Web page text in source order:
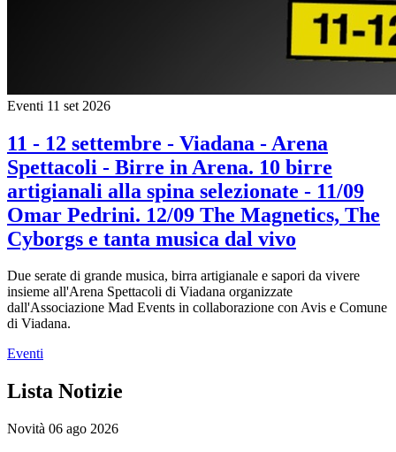
Eventi 11 set 2026
11 - 12 settembre - Viadana - Arena
Spettacoli - Birre in Arena. 10 birre
artigianali alla spina selezionate - 11/09
Omar Pedrini. 12/09 The Magnetics, The
Cyborgs e tanta musica dal vivo
Due serate di grande musica, birra artigianale e sapori da vivere
insieme all'Arena Spettacoli di Viadana organizzate
dall'Associazione Mad Events in collaborazione con Avis e Comune
di Viadana.
Eventi
Lista Notizie
Novità 06 ago 2026